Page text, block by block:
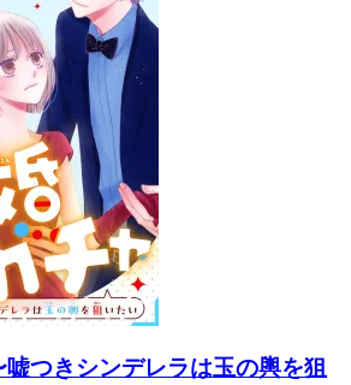
つきシンデレラは玉の輿を狙